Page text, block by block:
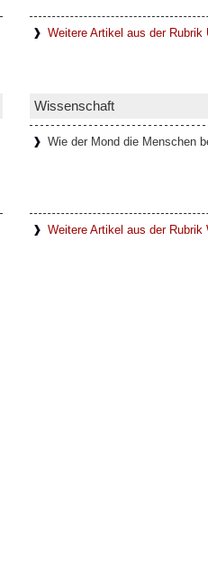
Weitere Artikel aus der Rubrik
Wissenschaft
Wie der Mond die Menschen
Weitere Artikel aus der Rubrik